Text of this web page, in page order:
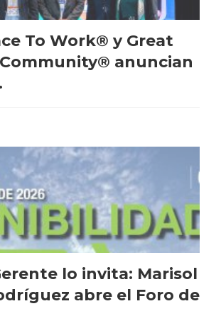
To Work® y Great
Community® anuncian
lo invita: Marisol
abre el Foro de